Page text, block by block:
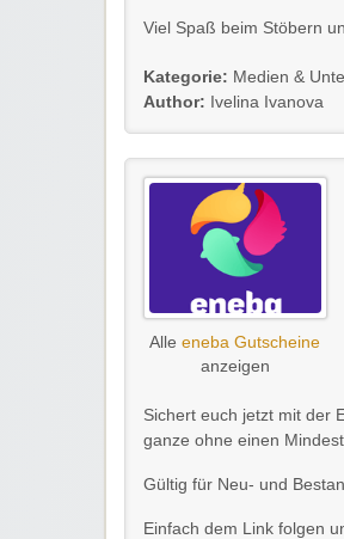
Viel Spaß beim Stöbern
Kategorie: Medien &
Author: Ivelina Ivanova
Alleeneba Gutscheine
anzeigen
Sichert euch jetzt mit der
ganze ohne einen
Gültig für Neu- und
Einfach dem Link folgen